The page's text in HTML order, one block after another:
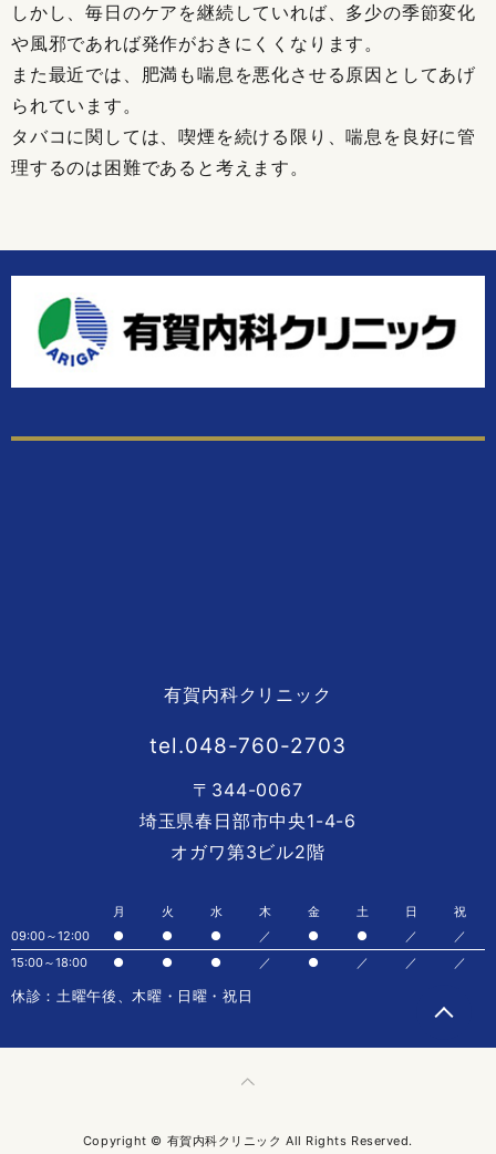
しかし、毎日のケアを継続していれば、多少の季節変化
や風邪であれば発作がおきにくくなります。
また最近では、肥満も喘息を悪化させる原因としてあげ
られています。
タバコに関しては、喫煙を続ける限り、喘息を良好に管
理するのは困難であると考えます。
有賀内科クリニック
tel.048-760-2703
〒344-0067
埼玉県春日部市中央1-4-6
オガワ第3ビル2階
月 火 水 木 金 土 日
祝
09:00～12:00
● ● ● ／ ● ● ／
／
15:00～18:00
● ● ● ／ ● ／ ／ ／
休診：土曜午後、木曜・日曜・祝日
Copyright © 有賀内科クリニック All Rights Reserved.